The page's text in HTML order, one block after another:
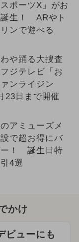
ポーツX」がお
生！ ARやト
ンで遊べる
や踊る大捜査
ジテレビ「お
ンライジン
23日まで開催
アミューズメ
で超お得にバ
ー！ 誕生日特
4選
かけ
ビューにも